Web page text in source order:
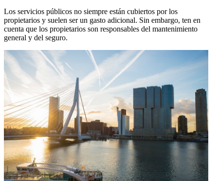
Los servicios públicos no siempre están cubiertos por los
propietarios y suelen ser un gasto adicional. Sin embargo, ten en
cuenta que los propietarios son responsables del mantenimiento
general y del seguro.